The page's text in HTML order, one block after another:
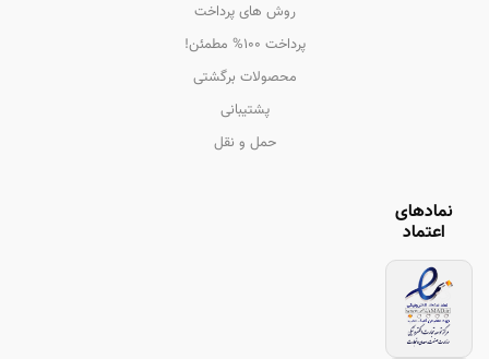
روش های پرداخت
پرداخت 100% مطمئن!
محصولات برگشتی
پشتیبانی
حمل و نقل
نمادهای
اعتماد